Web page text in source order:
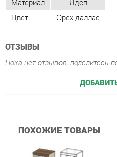
Пока нет отзывов, поделитесь